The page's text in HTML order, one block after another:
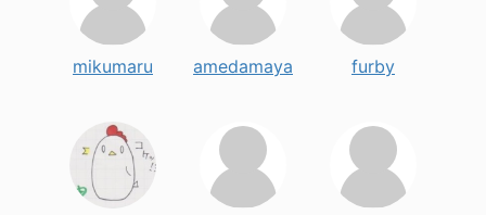
mikumaru amedamaya furby